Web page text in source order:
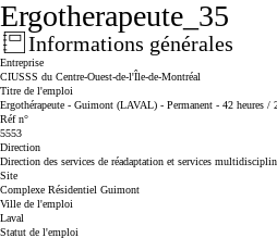
Ergotherapeute_35
Informations générales
Press space or enter keys to toggle section visibility
Entreprise
CIUSSS du Centre-Ouest-de-l'Île-de-Montréal
Titre de l'emploi
Ergothérapeute - Guimont (LAVAL) - Permanent - 42 heures /
Réf n°
5553
Direction
Direction des services de réadaptation et services
Site
Complexe Résidentiel Guimont
Ville de l'emploi
Laval
Statut de l'emploi